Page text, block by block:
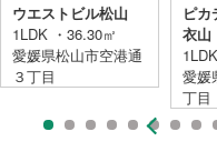
ウエストビル松山
1LDK ・36.30㎡
愛媛県松山市空港通
３丁目
ピカ
衣山
愛媛
丁目